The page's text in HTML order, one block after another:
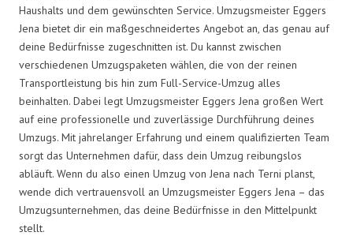
Haushalts und dem gewünschten Service. Umzugsmeister Eggers
Jena bietet dir ein maßgeschneidertes Angebot an, das genau auf
deine Bedürfnisse zugeschnitten ist. Du kannst zwischen
verschiedenen Umzugspaketen wählen, die von der reinen
Transportleistung bis hin zum Full-Service-Umzug alles
beinhalten. Dabei legt Umzugsmeister Eggers Jena großen Wert
auf eine professionelle und zuverlässige Durchführung deines
Umzugs. Mit jahrelanger Erfahrung und einem qualifizierten Team
sorgt das Unternehmen dafür, dass dein Umzug reibungslos
abläuft. Wenn du also einen Umzug von Jena nach Terni planst,
wende dich vertrauensvoll an Umzugsmeister Eggers Jena – das
Umzugsunternehmen, das deine Bedürfnisse in den Mittelpunkt
stellt.